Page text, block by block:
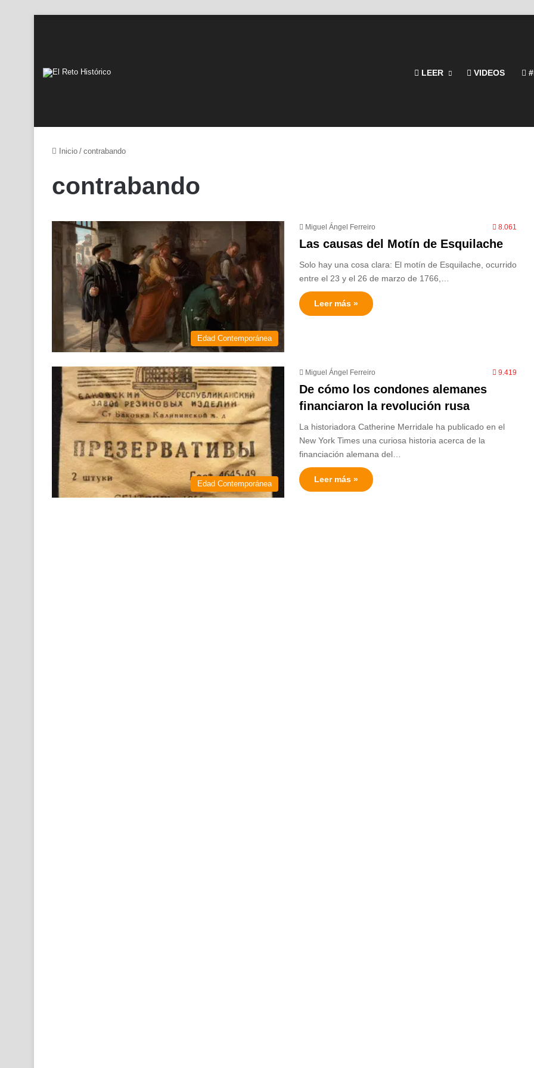
LEER VIDEOS
Inicio / contrabando
contrabando
Edad Contemporánea
Miguel Ángel Ferreiro 8.061
Las causas del Motín de Esquilache
Solo hay una cosa clara: El motín de Esquilache, ocurrido
entre el 23 y el 26 de marzo de 1766,…
Leer más »
Edad Contemporánea
Miguel Ángel Ferreiro 9.419
De cómo los condones alemanes
financiaron la revolución rusa
La historiadora Catherine Merridale ha publicado en el
New York Times una curiosa historia acerca de la
financiación alemana del…
Leer más »